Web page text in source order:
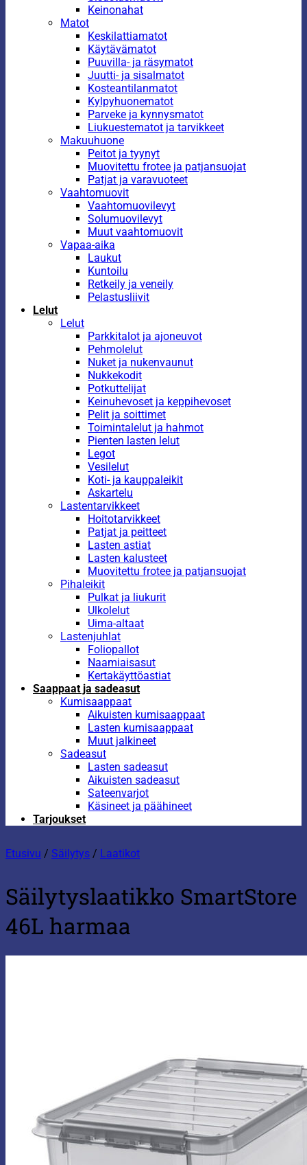
Keinonahat
Matot
Keskilattiamatot
Käytävämatot
Puuvilla- ja räsymatot
Juutti- ja sisalmatot
Kosteantilanmatot
Kylpyhuonematot
Parveke ja kynnysmatot
Liukuestematot ja tarvikkeet
Makuuhuone
Peitot ja tyynyt
Muovitettu frotee ja patjansuojat
Patjat ja varavuoteet
Vaahtomuovit
Vaahtomuovilevyt
Solumuovilevyt
Muut vaahtomuovit
Vapaa-aika
Laukut
Kuntoilu
Retkeily ja veneily
Pelastusliivit
Lelut
Lelut
Parkkitalot ja ajoneuvot
Pehmolelut
Nuket ja nukenvaunut
Nukkekodit
Potkuttelijat
Keinuhevoset ja keppihevoset
Pelit ja soittimet
Toimintalelut ja hahmot
Pienten lasten lelut
Legot
Vesilelut
Koti- ja kauppaleikit
Askartelu
Lastentarvikkeet
Hoitotarvikkeet
Patjat ja peitteet
Lasten astiat
Lasten kalusteet
Muovitettu frotee ja patjansuojat
Pihaleikit
Pulkat ja liukurit
Ulkolelut
Uima-altaat
Lastenjuhlat
Foliopallot
Naamiaisasut
Kertakäyttöastiat
Saappaat ja sadeasut
Kumisaappaat
Aikuisten kumisaappaat
Lasten kumisaappaat
Muut jalkineet
Sadeasut
Lasten sadeasut
Aikuisten sadeasut
Sateenvarjot
Käsineet ja päähineet
Tarjoukset
Etusivu / Säilytys / Laatikot
Säilytyslaatikko SmartStore
46L harmaa